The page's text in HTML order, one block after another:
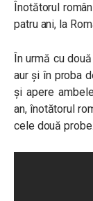
Înotătorul
patru ani, la
În urmă cu
aur și în proba
și apere
an, înotătorul
cele două probe.